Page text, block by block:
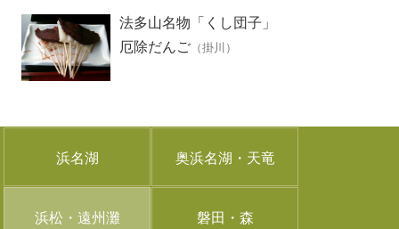
法多山名物「くし団子」
厄除だんご （掛川）
浜名湖 奥浜名湖・天竜
浜松・遠州灘 磐田・森